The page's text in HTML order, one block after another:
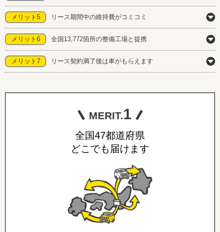
メリット5 リース期間中の維持費がコミコミ
メリット6 全国13,772箇所の整備工場と提携
メリット7 リース契約満了後は車がもらえます
MERIT.1
全国47都道府県
どこでも届けます